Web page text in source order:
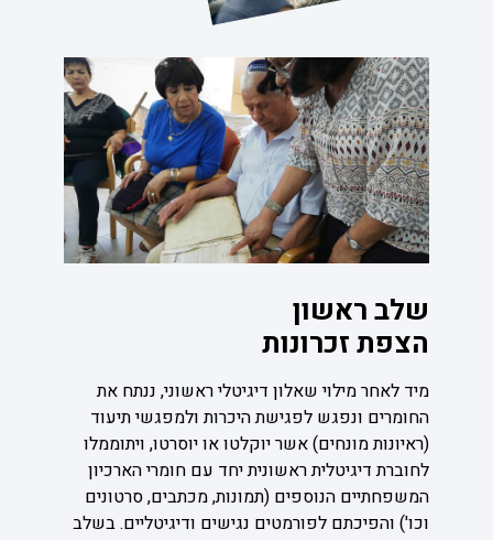
שלב ראשון
הצפת זכרונות
מיד לאחר מילוי שאלון דיגיטלי ראשוני, ננתח את
החומרים ונפגש לפגישת היכרות ולמפגשי תיעוד
(ראיונות מונחים) אשר יוקלטו או יוסרטו, ויתוממלו
לחוברת דיגיטלית ראשונית יחד עם חומרי הארכיון
המשפחתיים הנוספים (תמונות, מכתבים, סרטונים
וכו') והפיכתם לפורמטים נגישים ודיגיטליים. בשלב